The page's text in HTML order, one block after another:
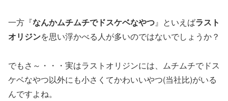
一方『なんかムチムチでドスケベなやつ』といえばラスト
オリジンを思い浮かべる人が多いのではないでしょうか？
でもさ～・・・実はラストオリジンには、ムチムチでドス
ケベなやつ以外にも小さくてかわいいやつ(当社比)がいる
んですよね。